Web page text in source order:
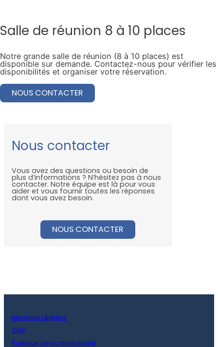
Salle de réunion 8 à 10 places
Notre grande salle de réunion (8 à 10 places) est
disponible sur demande. Contactez-nous pour vérifier les
disponibilités et organiser votre réservation.
NOUS CONTACTER
Nous contacter
Vous avez des questions ou besoin de
plus d’informations ? N’hésitez pas à nous
contacter. Notre équipe est là pour vous
aider et vous fournir toutes les réponses
dont vous avez besoin.
NOUS CONTACTER
Mentions Légales
CGV
Politique de confidentialité